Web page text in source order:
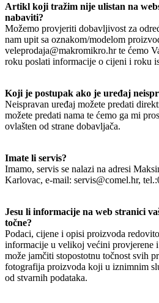
Artikl koji tražim nije ulistan na
nabaviti?
Možemo provjeriti dobavljivost za
nam upit sa oznakom/modelom
veleprodaja@makromikro.hr te ćemo
roku poslati informacije o cijeni i roku
Koji je postupak ako je uređaj
Neispravan uređaj možete predati
možete predati nama te ćemo ga mi
ovlašten od strane dobavljača.
Imate li servis?
Imamo, servis se nalazi na adresi
Karlovac, e-mail: servis@comel.hr,
Jesu li informacije na web stranici
točne?
Podaci, cijene i opisi proizvoda
informacije u velikoj većini provjerene
može jamčiti stopostotnu točnost svih
fotografija proizvoda koji u iznimnim
od stvarnih podataka.